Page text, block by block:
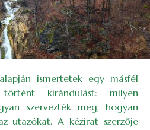
ismertetek egy másfél
kirándulást: milyen
szervezték meg, hogyan
utazókat. A kézirat szerzője